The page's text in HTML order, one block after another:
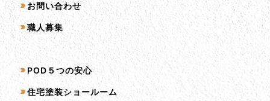
お問い合わせ
職人募集
サービス一覧
POD５つの安心
住宅塗装ショールーム